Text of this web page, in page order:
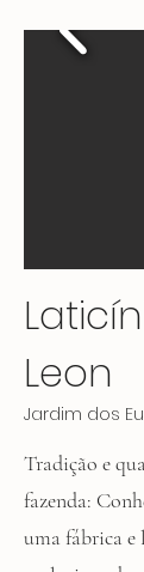
Leon
Jardim dos
Tradição e
fazenda:
uma fábrica